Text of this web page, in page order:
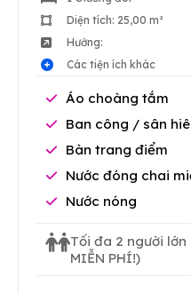
Diện tích: 25,00 m²
Hướng:
Các tiện ích khác
Áo choàng tắm
Ban công / sân
Bàn trang điểm
Nước đóng chai
Nước nóng
Tối đa 2 người lớn
MIỄN PHÍ!)